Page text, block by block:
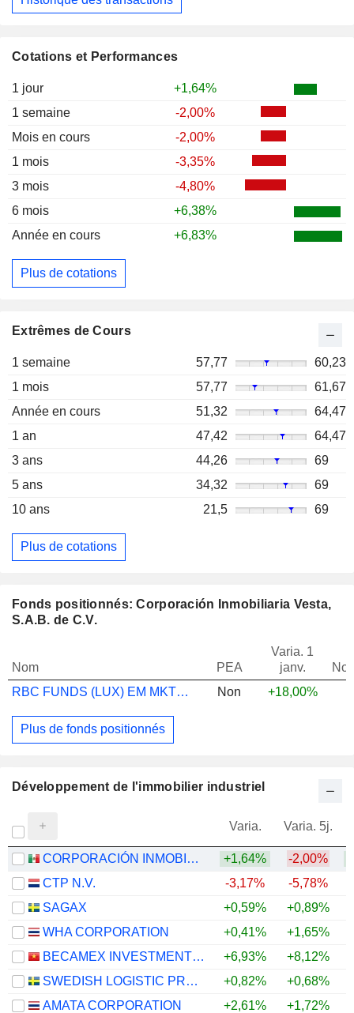
Cotations et Performances
1 jour
+1,64%
1 semaine
-2,00%
Mois en cours
-2,00%
1 mois
-3,35%
3 mois
-4,80%
6 mois
+6,38%
Année en cours
+6,83%
Plus de cotations
Extrêmes de Cours
1 semaine 57,77
60,23
1 mois
57,77
61,67
Année en cours
51,32
64,47
1 an
47,42
64,47
3 ans
44,26
69
5 ans
34,32
69
10 ans
21,5 69
Plus de cotations
Fonds positionnés: Corporación Inmobiliaria Vesta,
S.A.B. de C.V.
Nom PEA
Varia. 1
janv.
RBC FUNDS (LUX) EM MKTS SM CP EQ O USD
Non +18,00%
Plus de fonds positionnés
Développement de l'immobilier industriel
Varia. Varia. 5j.
CORPORACIÓN INMOBILIARIA VESTA, S.A.B. DE C.V. +1,64% -2,00%
CTP N.V.
-3,17% -5,78%
SAGAX
+0,59% +0,89%
WHA CORPORATION
+0,41% +1,65%
BECAMEX INVESTMENT AND INDUSTRIAL DEVELOPMENT GROUP
+6,93% +8,12%
SWEDISH LOGISTIC PROPERTY AB
+0,82% +0,68%
AMATA CORPORATION
+2,61% +1,72%